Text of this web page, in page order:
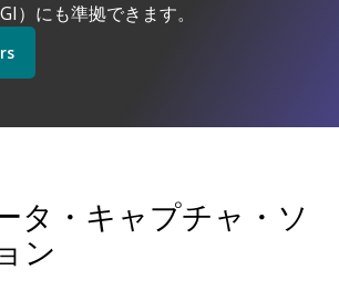
）にも準拠できます。
タ・キャプチャ・ソ
ン